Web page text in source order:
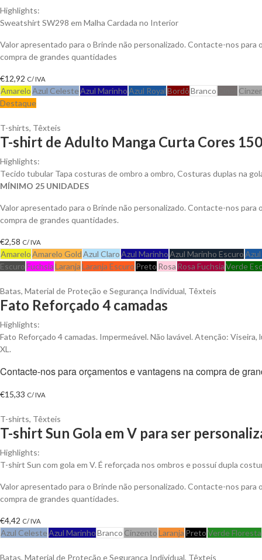
Highlights:
Sweatshirt SW298 em Malha Cardada no Interior
Valor apresentado para o Brinde não personalizado. Contacte-nos para
compra de grandes quantidades
€12,92 C/ IVA
AmareloAzul CelesteAzul MarinhoAzul RoyalBordôBranco
Destaque
T-shirts, Têxteis
T-shirt de Adulto Manga Curta Cores
Highlights:
Tecido tubular Tapa costuras de ombro a ombro, Costuras duplas na
MÍNIMO 25 UNIDADES
Valor apresentado para o Brinde não personalizado. Contacte-nos para
compra de grandes quantidades.
€2,58 C/ IVA
AmareloAmarelo GoldAzul ClaroAzul MarinhoAzul Marinho Escuro
EscuroFuchsiaLaranjaLaranja Escuro Preto Rosa Rosa FuchsiaVerde
Batas, Material de Proteção e Segurança Individual, Têxteis
Fato Reforçado 4 camadas
Highlights:
Fato Reforçado 4 camadas. Impermeável. Não lavável. Atenção:
XL.
Contacte-nos para orçamentos e vantagens na compra de
€15,33 C/ IVA
T-shirts, Têxteis
T-shirt Sun Gola em V para ser
Highlights:
T-shirt Sun com gola em V. É reforçada nos ombros e possuí dupla
Valor apresentado para o Brinde não personalizado. Contacte-nos para
compra de grandes quantidades.
€4,42 C/ IVA
Azul CelesteAzul MarinhoBranco CinzentoLaranja PretoVerde Floresta
Batas, Material de Proteção e Segurança Individual, Têxteis